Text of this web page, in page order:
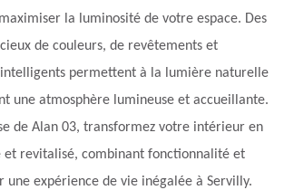
la luminosité de votre espace. Des
de couleurs, de revêtements et
permettent à la lumière naturelle
une atmosphère lumineuse et accueillante.
de Alan 03, transformez votre intérieur en
et revitalisé, combinant fonctionnalité et
une expérience de vie inégalée à Servilly.